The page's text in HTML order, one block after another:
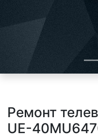
Ремонт
UE-